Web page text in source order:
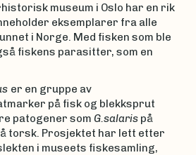
museum i Oslo har en rik
eksemplarer fra alle
i Norge. Med fisken som ble
fiskens parasitter, som en
er en gruppe av
på fisk og blekksprut
patogener som G.salaris på
torsk. Prosjektet har lett etter
i museets fiskesamling,